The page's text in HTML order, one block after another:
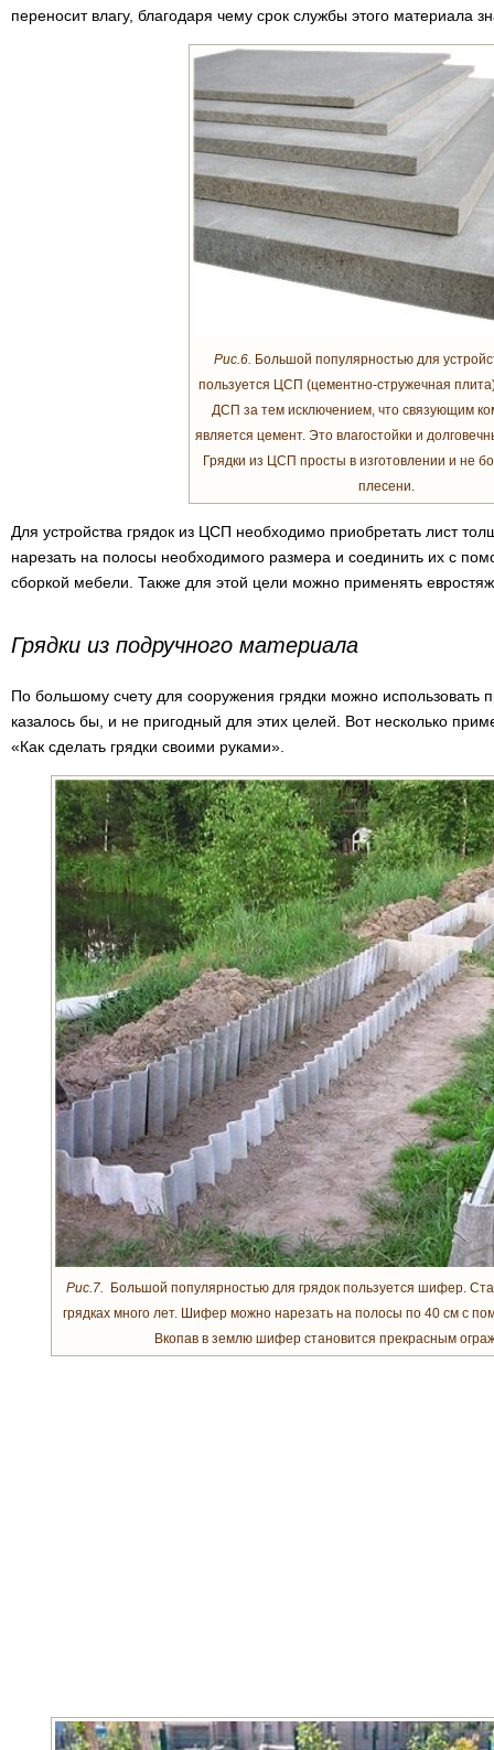
переносит влагу, благодаря чему срок службы этого материала
Рис.6. Большой популярностью для
пользуется ЦСП (цементно-стружечная
ДСП за тем исключением, что связующим
является цемент. Это влагостойки и
Грядки из ЦСП просты в изготовлении и не
плесени.
Для устройства грядок из ЦСП необходимо приобретать лист
нарезать на полосы необходимого размера и соединить их с
сборкой мебели. Также для этой цели можно применять
Грядки из подручного материала
По большому счету для сооружения грядки можно использовать
казалось бы, и не пригодный для этих целей. Вот несколько
«Как сделать грядки своими руками».
Рис.7. Большой популярностью для грядок пользуется шифер.
грядках много лет. Шифер можно нарезать на полосы по 40 см с
Вкопав в землю шифер становится прекрасным